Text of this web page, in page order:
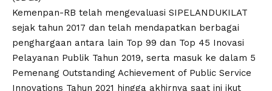
Kemenpan-RB telah mengevaluasi SIPELANDUKILAT
sejak tahun 2017 dan telah mendapatkan berbagai
penghargaan antara lain Top 99 dan Top 45 Inovasi
Pelayanan Publik Tahun 2019, serta masuk ke dalam 5
Pemenang Outstanding Achievement of Public Service
Innovations Tahun 2021 hingga akhirnya saat ini ikut